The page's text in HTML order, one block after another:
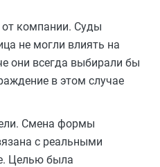
компании. Суды
не могли влиять на
они всегда выбирали бы
в этом случае
Смена формы
с реальными
Целью была